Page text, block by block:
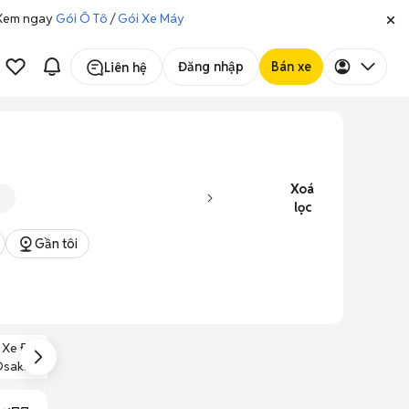
ngayGói Ô Tô /Gói Xe Máy
Liên hệ Đăng nhập Bán xe
Xoá
lọc
Gần tôi
Xe Đạp Điện
Alpha S